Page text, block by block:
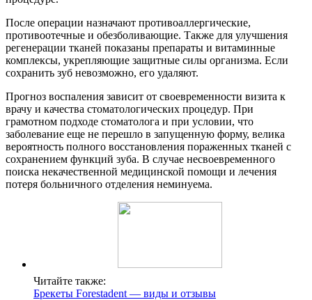
После операции назначают противоаллергические,
противоотечные и обезболивающие. Также для улучшения
регенерации тканей показаны препараты и витаминные
комплексы, укрепляющие защитные силы организма. Если
сохранить зуб невозможно, его удаляют.
Прогноз воспаления зависит от своевременности визита к
врачу и качества стоматологических процедур. При
грамотном подходе стоматолога и при условии, что
заболевание еще не перешло в запущенную форму, велика
вероятность полного восстановления пораженных тканей с
сохранением функций зуба. В случае несвоевременного
поиска некачественной медицинской помощи и лечения
потеря больничного отделения неминуема.
Читайте также:
Брекеты Forestadent — виды и отзывы